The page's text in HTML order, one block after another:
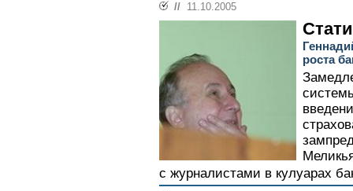
// 11.10.2005
роста
с журналистами в кулуарах